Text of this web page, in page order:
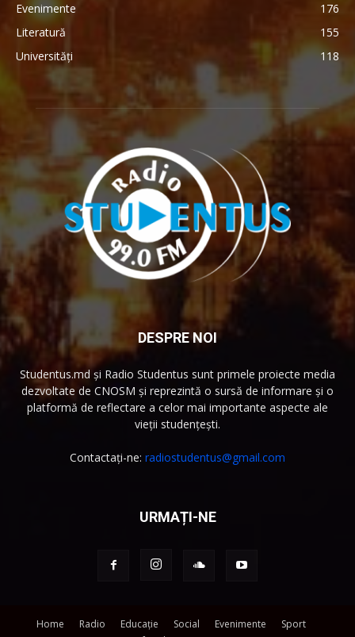
Evenimente
176
Literatură
155
Universități
118
DESPRE NOI
Studentus.md și Radio Studentus sunt primele proiecte media
dezvoltate de CNOSM și reprezintă o sursă de informare și o
platformă de reflectare a celor mai importante aspecte ale
vieții studențești.
Contactați-ne: radiostudentus@gmail.com
URMAȚI-NE
Home Radio Educație Social Evenimente
Sport